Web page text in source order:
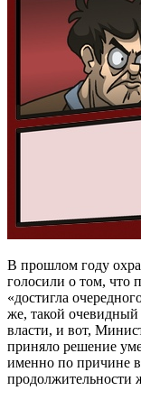
В прошлом году
голосили о том, что
«достигла
же, такой очевидный
власти, и вот,
приняло решение
именно по причине
продолжительности